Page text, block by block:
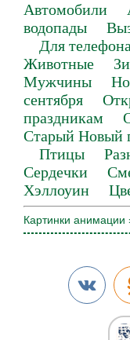
Автомобили
водопады
Для
Животные
Мужчины
сентября
праздникам
Старый Новый
Птицы
Сердечки
Хэллоуин
Картинки анимации